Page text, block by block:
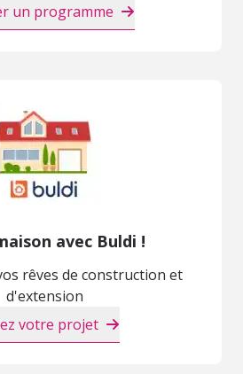
un programme
avec Buldi !
rêves de construction et
d'extension
votre projet